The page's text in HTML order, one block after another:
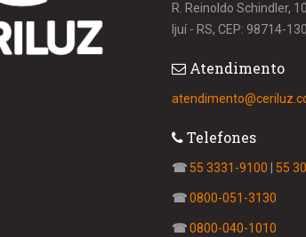
R. Reinoldo Schindler,
Ijuí - RS, CEP: 98714-130
Atendimento
Telefones
☎ 55 3331-9100 55
☎0800-051-3130
☎0800-040-1010